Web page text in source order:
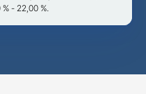
- 22,00 %.